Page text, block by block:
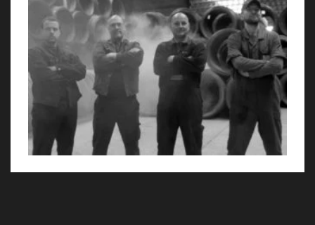
NACHHALTIGKEIT
NEWS
KONTAKT